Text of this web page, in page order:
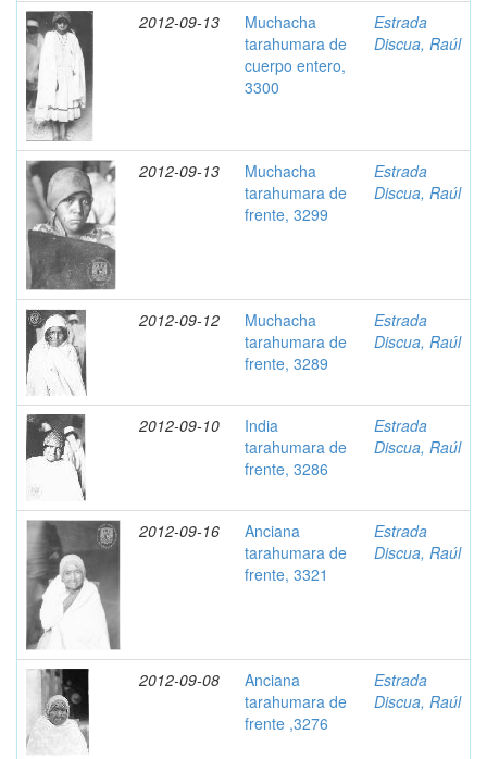
2012-09-13
Muchacha
tarahumara de
cuerpo entero,
3300
Estrada
Discua, Raúl
2012-09-13
Muchacha
tarahumara de
frente, 3299
Estrada
Discua, Raúl
2012-09-12
Muchacha
tarahumara de
frente, 3289
Estrada
Discua, Raúl
2012-09-10
India
tarahumara de
frente, 3286
Estrada
Discua, Raúl
2012-09-16
Anciana
tarahumara de
frente, 3321
Estrada
Discua, Raúl
2012-09-08
Anciana
tarahumara de
frente ,3276
Estrada
Discua, Raúl